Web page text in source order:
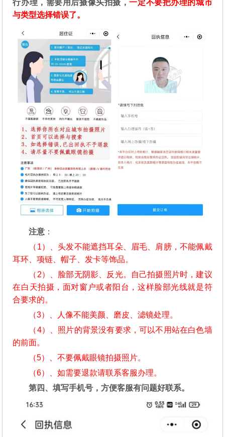
行办理，需要用后摄像头拍摄，一定不要把办理的城市
与类型选择错误了。
注意 ：
（1）、头发不能遮挡耳朵、眉毛、肩膀，不能佩戴
耳环、项链、帽子、发卡等饰品。
（2）、脸部无阴影、反光。自己拍摄照片时，建议
在白天拍摄，面对窗户或者阳台，这样脸部光线就是符
合要求的。
（3）、人像不能美颜、磨皮、滤镜处理。
（4）、照片的背景没有要求，可以不用站在白色墙
的前面。
（5）、不要佩戴眼镜拍摄照片。
（6）、如需要退款请联系客服办理。
第四、填写手机号，方便客服有问题好联系。